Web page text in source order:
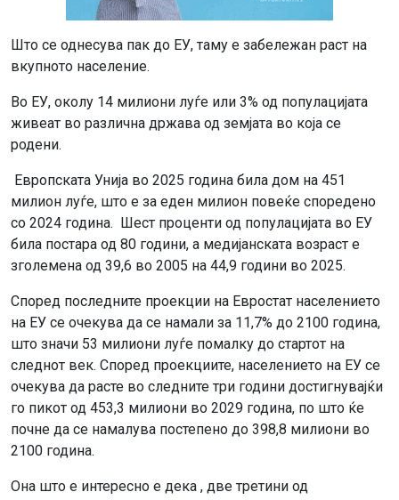
Што се однесува пак до ЕУ, таму е забележан раст на
вкупното население.
Во ЕУ, околу 14 милиони луѓе или 3% од популацијата
живеат во различна држава од земјата во која се
родени.
Европската Унија во 2025 година била дом на 451
милион луѓе, што е за еден милион повеќе споредено
со 2024 година. Шест проценти од популацијата во ЕУ
била постара од 80 години, а медијанската возраст е
зголемена од 39,6 во 2005 на 44,9 години во 2025.
Според последните проекции на Евростат населението
на ЕУ се очекува да се намали за 11,7% до 2100 година,
што значи 53 милиони луѓе помалку до стартот на
следнот век. Според проекциите, населението на ЕУ се
очекува да расте во следните три години достигнувајќи
го пикот од 453,3 милиони во 2029 година, по што ќе
почне да се намалува постепено до 398,8 милиони во
2100 година.
Она што е интересно е дека , две третини од